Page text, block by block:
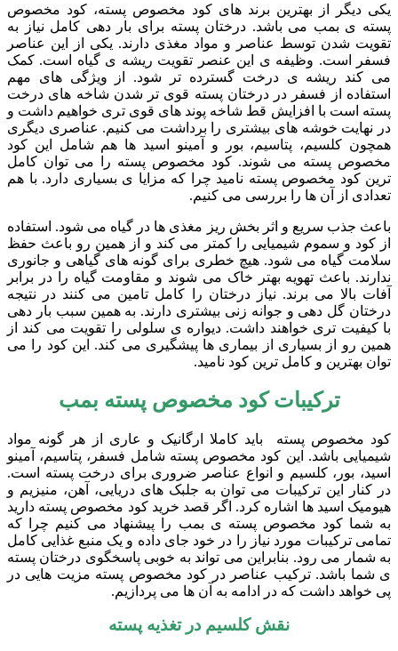
یکی دیگر از بهترین برند های کود مخصوص پسته، کود مخصوص
پسته ی بمب می باشد. درختان پسته برای بار دهی کامل نیاز به
تقویت شدن توسط عناصر و مواد مغذی دارند. یکی از این عناصر
فسفر است. وظیفه ی این عنصر تقویت ریشه ی گیاه است. کمک
می کند ریشه ی درخت گسترده تر شود. از ویژگی های مهم
استفاده از فسفر در درختان پسته قوی تر شدن شاخه های درخت
پسته است با افزایش قط شاخه پوند های قوی تری خواهیم داشت و
در نهایت خوشه های بیشتری را برداشت می کنیم. عناصری دیگری
همچون کلسیم، پتاسیم، بور و آمینو اسید ها هم شامل این کود
مخصوص پسته می شوند. کود مخصوص پسته را می توان کامل
ترین کود مخصوص پسته نامید چرا که مزایا ی بسیاری دارد. با هم
تعدادی از آن ها را بررسی می کنیم.
باعث جذب سریع و اثر بخش ریز مغذی ها در گیاه می شود. استفاده
از کود و سموم شیمیایی را کمتر می کند و از همین رو باعث حفظ
سلامت گیاه می شود. هیچ خطری برای گونه های گیاهی و جانوری
ندارند. باعث تهویه بهتر خاک می شوند و مقاومت گیاه را در برابر
آفات بالا می برند. نیاز درختان را کامل تامین می کنند در نتیجه
درختان گل دهی و جوانه زنی بیشتری دارند. به همین سبب بار دهی
با کیفیت تری خواهند داشت. دیواره ی سلولی را تقویت می کند از
همین رو از بسیاری از بیماری ها پیشگیری می کند. این کود را می
توان بهترین و کامل ترین کود نامید.
ترکیبات کود مخصوص پسته بمب
کود مخصوص پسته باید کاملا ارگانیک و عاری از هر گونه مواد
شیمیایی باشد. این کود مخصوص پسته شامل فسفر، پتاسیم، آمینو
اسید، بور، کلسیم و انواع عناصر ضروری برای درخت پسته است.
در کنار این ترکیبات می توان به جلبک های دریایی، آهن، منیزیم و
هیومیک اسید ها اشاره کرد. اگر قصد خرید کود مخصوص پسته دارید
به شما کود مخصوص پسته ی بمب را پیشنهاد می کنیم چرا که
تمامی ترکیبات مورد نیاز را در خود جای داده و یک منبع غذایی کامل
به شمار می رود. بنابراین می تواند به خوبی پاسخگوی درختان پسته
ی شما باشد. ترکیب عناصر در کود مخصوص پسته مزیت هایی در
پی خواهد داشت که در ادامه به آن ها می پردازیم.
نقش کلسیم در تغذیه پسته